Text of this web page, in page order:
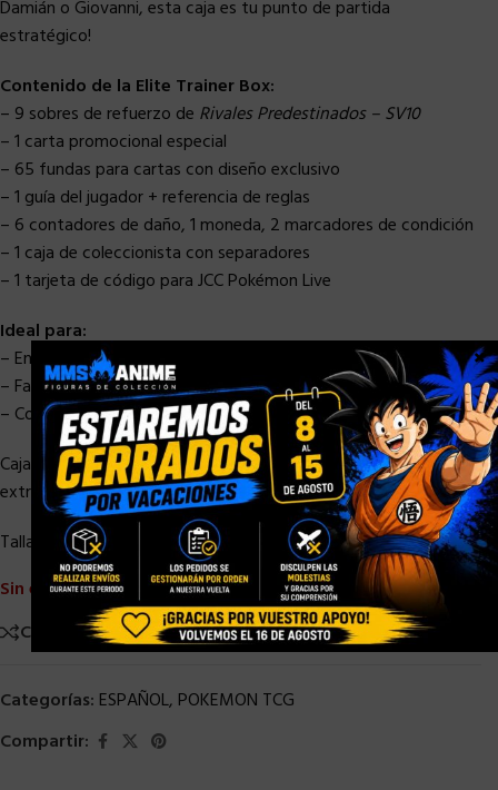
Damián o Giovanni, esta caja es tu punto de partida
estratégico!
Contenido de la Elite Trainer Box:
– 9 sobres de refuerzo de Rivales Predestinados – SV10
– 1 carta promocional especial
– 65 fundas para cartas con diseño exclusivo
– 1 guía del jugador + referencia de reglas
– 6 contadores de daño, 1 moneda, 2 marcadores de condición
– 1 caja de coleccionista con separadores
– 1 tarjeta de código para JCC Pokémon Live
Ideal para:
– Entrenadores que quieren fortalecer su baraja
– Fans del universo Escarlata y Púrpura
– Coleccionistas que buscan productos oficiales y exclusivos
Caja de PET y protectora de alta calidad, fabricada en acrílico
extra claro y especialmente diseñada para Booster Boxes.
Talla: 16,76 x 19,05 x 9,14 cm
Sin existencias
Comparar
Añadir a la lista de deseos
Categorías: ESPAÑOL, POKEMON TCG
Compartir:
×